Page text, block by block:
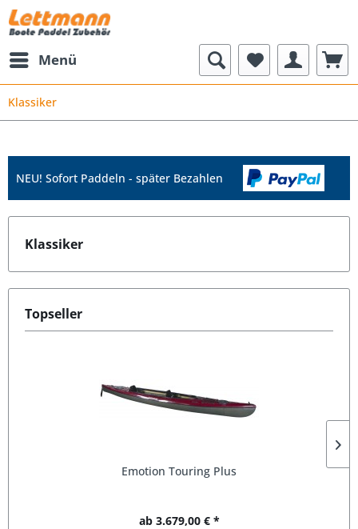
Menü
Klassiker
NEU! Sofort Paddeln - später Bezahlen
Klassiker
Topseller
Emotion Touring Plus
ab 3.679,00 € *